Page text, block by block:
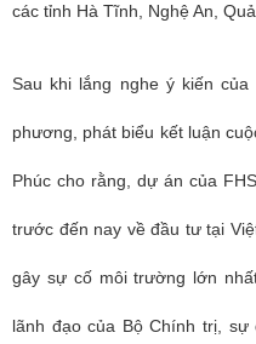
các tỉnh Hà Tĩnh, Nghệ An,
Sau khi lắng nghe ý kiến
phương, phát biểu kết luận
Phúc cho rằng, dự án của
trước đến nay về đầu tư tại
gây sự cố môi trường lớn
lãnh đạo của Bộ Chính trị,